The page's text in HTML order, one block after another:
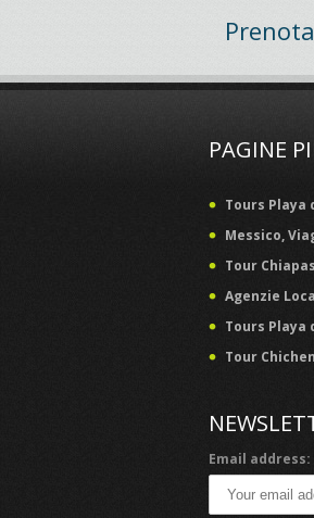
PAGINE
Tours Playa
Messico,
Tour
Agenzie
Tours Playa
Tour
Email address: